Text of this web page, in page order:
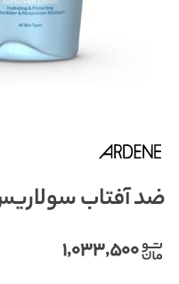
ضد آفتاب
۱,۰۳۳,۵۰۰